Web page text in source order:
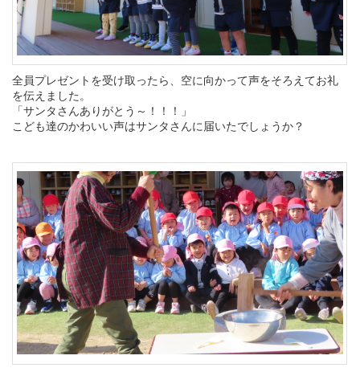
全員プレゼントを受け取ったら、空に向かって声をそろえてお礼
を伝えました。
「サンタさんありがとう～！！！」
こども達のかわいい声はサンタさんに届いたでしょうか？